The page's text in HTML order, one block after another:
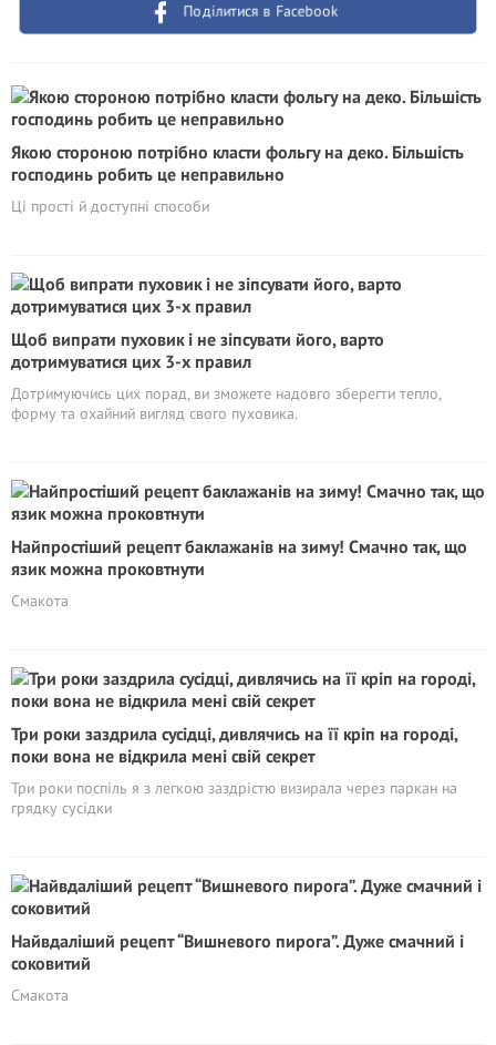
Поділитися в Facebook
Якою стороною потрібно класти фольгу на деко. Більшість
господинь робить це неправильно
Ці прості й доступні способи
Щоб випрати пуховик і не зіпсувати його, варто
дотримуватися цих 3-х правил
Дотримуючись цих порад, ви зможете надовго зберегти тепло,
форму та охайний вигляд свого пуховика.
Найпростіший рецепт баклажанів на зиму! Смачно так, що
язик можна проковтнути
Смакота
Три роки заздрила сусідці, дивлячись на її кріп на городі,
поки вона не відкрила мені свій секрет
Три роки поспіль я з легкою заздрістю визирала через паркан на
грядку сусідки
Найвдаліший рецепт “Вишневого пирога”. Дуже смачний і
соковитий
Смакота